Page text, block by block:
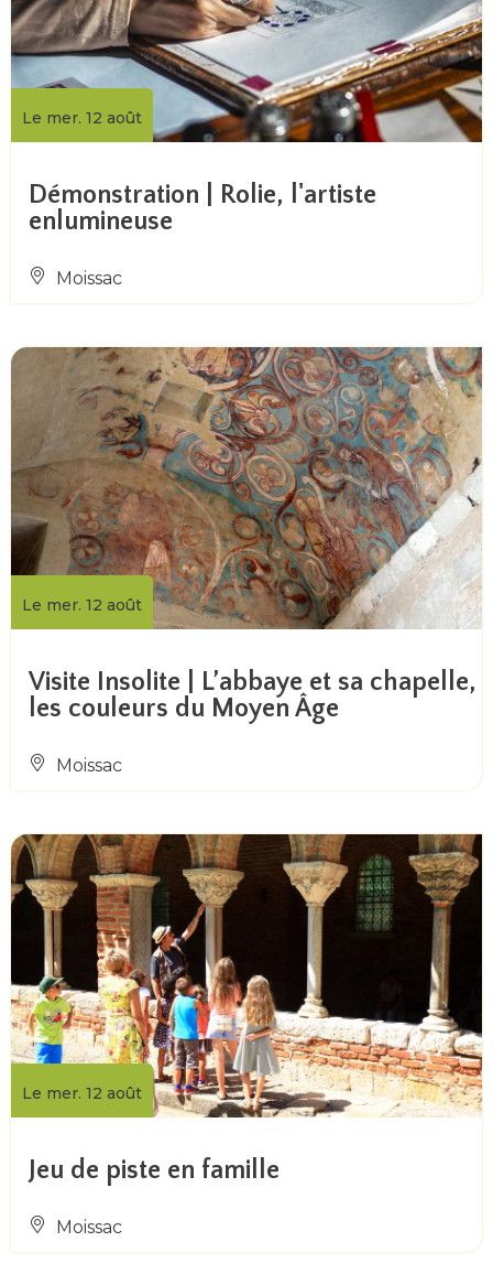
Le mer. 12 août
Démonstration | Rolie, l'artiste
enlumineuse
Moissac
Le mer. 12 août
Visite Insolite | L’abbaye et sa chapelle,
les couleurs du Moyen Âge
Moissac
Le mer. 12 août
Jeu de piste en famille
Moissac